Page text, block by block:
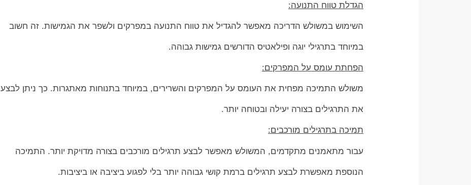
הגדלת טווח התנועה:
השימוש במשולש הדריכה מאפשר להגדיל את טווח התנועה במפרקים ולשפר את הגמישות. זה חשוב
במיוחד בתרגילי יוגה ופילאטיס הדורשים גמישות גבוהה.
הפחתת עומס על המפרקים:
משולש התמיכה מפחית את העומס על המפרקים והשרירים, במיוחד בתנוחות מאתגרות. כך ניתן לבצע
את התרגילים בצורה יעילה ובטוחה יותר.
תמיכה בתרגילים מורכבים:
עבור מתאמנים מתקדמים, המשולש מאפשר לבצע תרגילים מורכבים בצורה מדויקת יותר. התמיכה
הנוספת מאפשרת לבצע תרגילים ברמת קושי גבוהה יותר בלי לפגוע ביציבה או ביציבות.